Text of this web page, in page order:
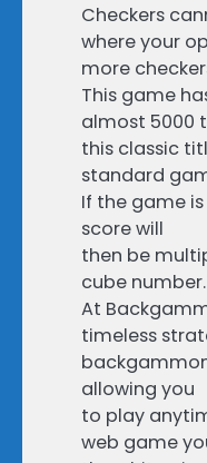
Checkers
where your
more
This game
almost 5000
this classic
standard
If the game
score will
then be
cube number.
At
timeless
allowing you
to play
web game